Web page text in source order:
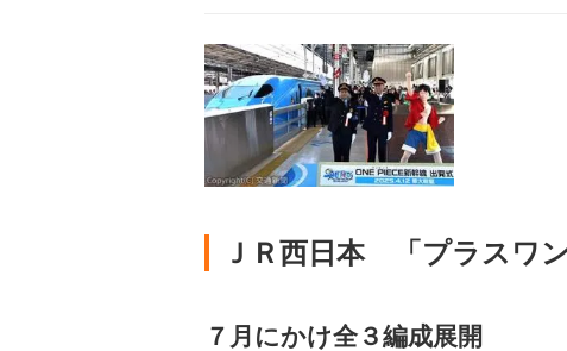
ＪＲ西日本 「プラスワ
７月にかけ全３編成展開